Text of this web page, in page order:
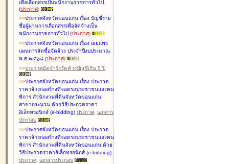
เพื่อเลือกสรรเป็นพนักงานราชการทั่วไป
(ประกาศ)
>>ประกาศจังหวัดขอนแก่น เรื่อง บัญชีราย
ชื่อผู้ผ่านการเลือกสรรเพื่อจัดจ้างเป็น
พนักงานราชการทั่วไป (ประกาศ)
>>ประกาศจังหวัดขอนแก่น เรื่อง เผยแพร่
แผนการจัดซื้อจัดจ้าง ประจำปีงบประมาณ
พ.ศ.๒๕๖๘ (ประกาศ)
>>ประกาศมัดจำรังวัดค้างบัญชีเกิน 5 ปี
>>ประกาศจังหวัดขอนแก่น เรื่อง ประกวด
ราคาจ้างก่อสร้างที่จอดรถประชาชนและคน
พิการ สำนักงานที่ดินจังหวัดขอนแก่น
สาขากระนวน ด้วยวิธีประกวดราคา
อิเล็กทรอนิกส์ (e-bidding) ประกาศ, เอกสาร
ประกอบ
>>ประกาศจังหวัดขอนแก่น เรื่อง ประกวด
ราคาจ้างก่อสร้างที่จอดรถประชาชนและคน
พิการ สำนักงานที่ดินจังหวัดขอนแก่น ด้วย
วิธีประกวดราคาอิเล็กทรอนิกส์ (e-bidding)
ประกาศ, เอกสารประกอบ